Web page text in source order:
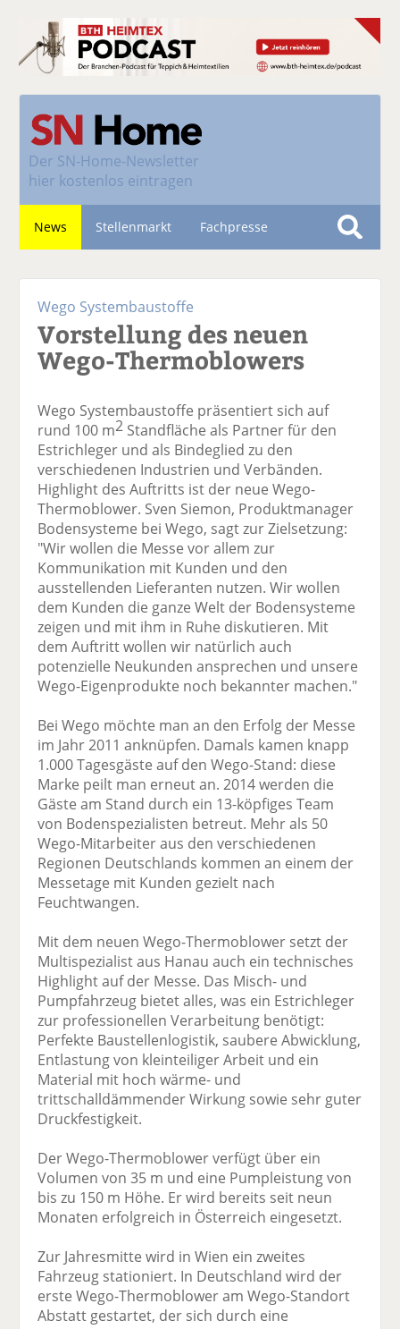
Der SN-Home-Newsletter
hier kostenlos eintragen
News Stellenmarkt Fachpresse
S
Wego Systembaustoffe
Vorstellung des neuen
Wego-Thermoblowers
Wego Systembaustoffe präsentiert sich auf
rund 100 m2 Standfläche als Partner für den
Estrichleger und als Bindeglied zu den
verschiedenen Industrien und Verbänden.
Highlight des Auftritts ist der neue Wego-
Thermoblower. Sven Siemon, Produktmanager
Bodensysteme bei Wego, sagt zur Zielsetzung:
"Wir wollen die Messe vor allem zur
Kommunikation mit Kunden und den
ausstellenden Lieferanten nutzen. Wir wollen
dem Kunden die ganze Welt der Bodensysteme
zeigen und mit ihm in Ruhe diskutieren. Mit
dem Auftritt wollen wir natürlich auch
potenzielle Neukunden ansprechen und unsere
Wego-Eigenprodukte noch bekannter machen."
Bei Wego möchte man an den Erfolg der Messe
im Jahr 2011 anknüpfen. Damals kamen knapp
1.000 Tagesgäste auf den Wego-Stand: diese
Marke peilt man erneut an. 2014 werden die
Gäste am Stand durch ein 13-köpfiges Team
von Bodenspezialisten betreut. Mehr als 50
Wego-Mitarbeiter aus den verschiedenen
Regionen Deutschlands kommen an einem der
Messetage mit Kunden gezielt nach
Feuchtwangen.
Mit dem neuen Wego-Thermoblower setzt der
Multispezialist aus Hanau auch ein technisches
Highlight auf der Messe. Das Misch- und
Pumpfahrzeug bietet alles, was ein Estrichleger
zur professionellen Verarbeitung benötigt:
Perfekte Baustellenlogistik, saubere Abwicklung,
Entlastung von kleinteiliger Arbeit und ein
Material mit hoch wärme- und
trittschalldämmender Wirkung sowie sehr guter
Druckfestigkeit.
Der Wego-Thermoblower verfügt über ein
Volumen von 35 m und eine Pumpleistung von
bis zu 150 m Höhe. Er wird bereits seit neun
Monaten erfolgreich in Österreich eingesetzt.
Zur Jahresmitte wird in Wien ein zweites
Fahrzeug stationiert. In Deutschland wird der
erste Wego-Thermoblower am Wego-Standort
Abstatt gestartet, der sich durch eine